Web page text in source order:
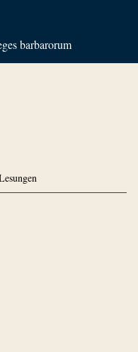
barbarorum